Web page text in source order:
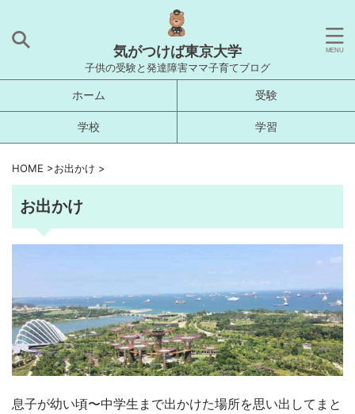
気がつけば東京大学
子供の受験と発達障害ママ子育てブログ
ホーム 受験
学校 学習
HOME >お出かけ >
お出かけ
息子が幼い頃〜中学生まで出かけた場所を思い出してまと